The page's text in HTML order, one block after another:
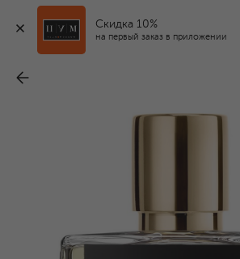
Скидка 10%
на первый заказ в приложении